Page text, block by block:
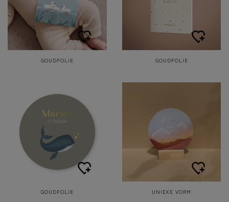
GOUDFOLIE GOUDFOLIE
GOUDFOLIE UNIEKE VORM